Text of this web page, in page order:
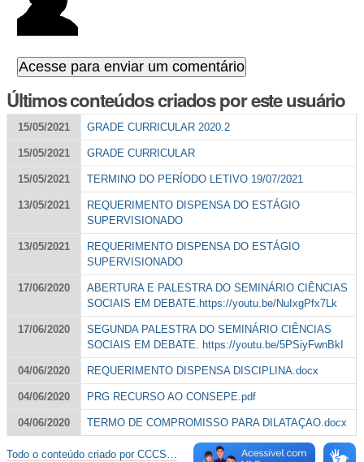
Últimos conteúdos criados por este usuário
15/05/2021 GRADE CURRICULAR 2020.2
15/05/2021 GRADE CURRICULAR
15/05/2021 TERMINO DO PERÍODO LETIVO 19/07/2021
13/05/2021
REQUERIMENTO DISPENSA DO ESTÁGIO
SUPERVISIONADO
13/05/2021
REQUERIMENTO DISPENSA DO ESTÁGIO
SUPERVISIONADO
17/06/2020
ABERTURA E PALESTRA DO SEMINÁRIO CIÊNCIAS
SOCIAIS EM DEBATE.https://youtu.be/NuIxgPfx7Lk
17/06/2020
SEGUNDA PALESTRA DO SEMINÁRIO CIÊNCIAS
SOCIAIS EM DEBATE. https://youtu.be/5PSiyFwnBkI
04/06/2020 REQUERIMENTO DISPENSA DISCIPLINA.docx
04/06/2020 PRG RECURSO AO CONSEPE.pdf
04/06/2020 TERMO DE COMPROMISSO PARA DILATAÇAO.docx
Todo o conteúdo criado por CCCS…